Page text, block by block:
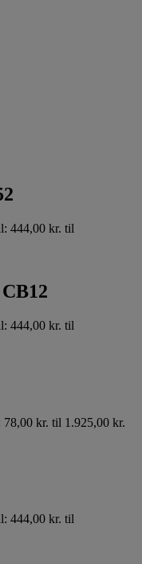
444,00 kr. til
444,00 kr. til
78,00 kr. til 1.925,00 kr.
444,00 kr. til